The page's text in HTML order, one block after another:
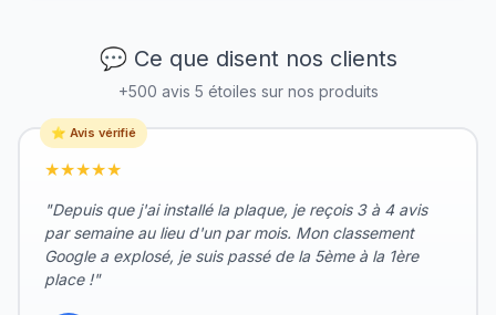
💬 Ce que disent nos clients
+500 avis 5 étoiles sur nos produits
⭐ Avis vérifié
★★★★★
"Depuis que j'ai installé la plaque, je reçois 3 à 4 avis
par semaine au lieu d'un par mois. Mon classement
Google a explosé, je suis passé de la 5ème à la 1ère
place !"